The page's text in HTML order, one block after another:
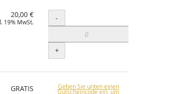
20,00 €
19% MwSt. Menge
-
+
GRATIS Geben Sie unten einen
Gutscheincode ein, um